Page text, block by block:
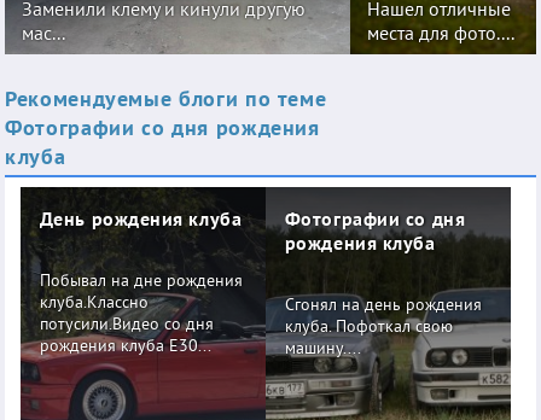
Заменили клему и кинули другую
мас...
Нашел отличные
места для фото....
Рекомендуемые блоги по теме
Фотографии со дня рождения
клуба
День рождения клуба
Побывал на дне рождения
клуба.Классно
потусили.Видео со дня
рождения клуба E30...
Фотографии со дня
рождения клуба
Сгонял на день рождения
клуба. Пофоткал свою
машину....